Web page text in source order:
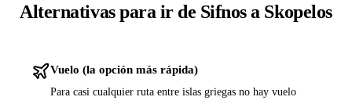
Alternativas para ir de Sifnos a Skopelos
Vuelo (la opción más rápida)
Para casi cualquier ruta entre islas griegas no hay vuelo